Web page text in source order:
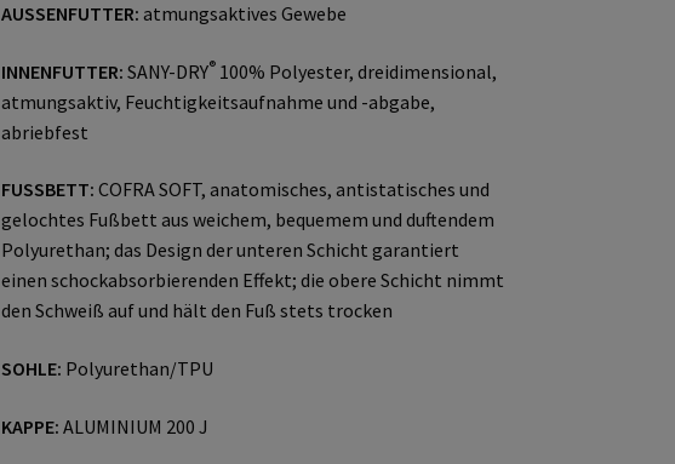
AUSSENFUTTER: atmungsaktives Gewebe
INNENFUTTER: SANY-DRY®100% Polyester, dreidimensional,
atmungsaktiv, Feuchtigkeitsaufnahme und -abgabe,
abriebfest
FUSSBETT: COFRA SOFT, anatomisches, antistatisches und
gelochtes Fußbett aus weichem, bequemem und duftendem
Polyurethan; das Design der unteren Schicht garantiert
einen schockabsorbierenden Effekt; die obere Schicht nimmt
den Schweiß auf und hält den Fuß stets trocken
SOHLE: Polyurethan/TPU
KAPPE: ALUMINIUM 200 J